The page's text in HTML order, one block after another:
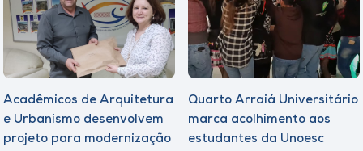
Acadêmicos de Arquitetura
e Urbanismo desenvolvem
projeto para modernização
Quarto Arraiá Universitário
marca acolhimento aos
estudantes da Unoesc